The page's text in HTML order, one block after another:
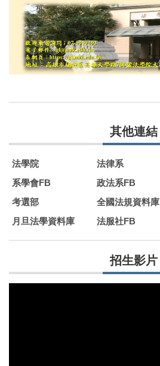
其他連結
法學院 法律系
系學會FB
政法系FB
考選部
全國法規資料庫
月旦法學資料庫
法服社FB
招生影片